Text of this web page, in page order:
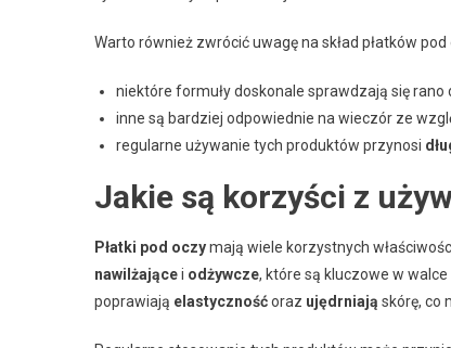
Warto również zwrócić uwagę na skład płatków
niektóre formuły doskonale sprawdzają się rano
inne są bardziej odpowiednie na wieczór ze
regularne używanie tych produktów przynosi
Jakie są korzyści z
Płatki pod oczymają wiele korzystnych
nawilżającei odżywcze, które są kluczowe w
poprawiają elastycznośćoraz ujędrniają skórę, co